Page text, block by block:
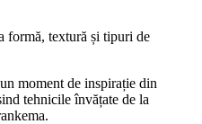
formă, textură și tipuri de
moment de inspirație din
tehnicile învățate de la